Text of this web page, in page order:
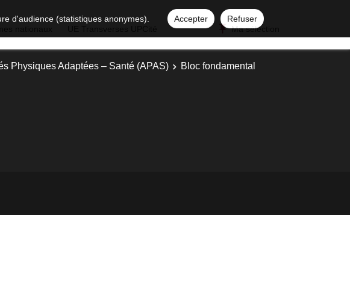
d'audience (statistiques anonymes). Accepter
Refuser
Ma sélection
Physiques Adaptées – Santé (APAS) Bloc fondamental